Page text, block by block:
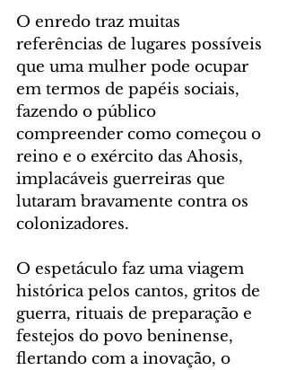
O enredo traz muitas
referências de lugares possíveis
que uma mulher pode ocupar
em termos de papéis sociais,
fazendo o público
compreender como começou o
reino e o exército das Ahosis,
implacáveis guerreiras que
lutaram bravamente contra os
colonizadores.
O espetáculo faz uma viagem
histórica pelos cantos, gritos de
guerra, rituais de preparação e
festejos do povo beninense,
flertando com a inovação, o